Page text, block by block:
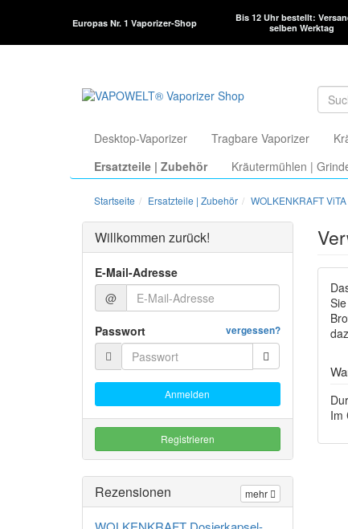
Europas Nr. 1 Vaporizer-Shop
Bis 12 Uhr bestellt:
selben Werktag
Desktop-Vaporizer Tragbare Vaporizer
Ersatzteile | Zubehör
Kräutermühlen |
Startseite Ersatzteile | Zubehör WOLKENKRAFT ViTA
Im
Willkommen zurück!
E-Mail-Adresse
@
vergessen?
Passwort
Anmelden
Registrieren
mehr
Rezensionen